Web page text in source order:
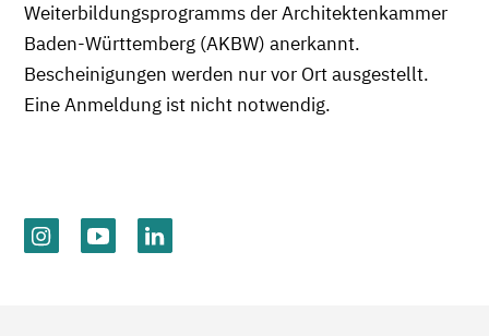
Weiterbildungsprogramms der Architektenkammer
Baden-Württemberg (AKBW) anerkannt.
Bescheinigungen werden nur vor Ort ausgestellt.
Eine Anmeldung ist nicht notwendig.